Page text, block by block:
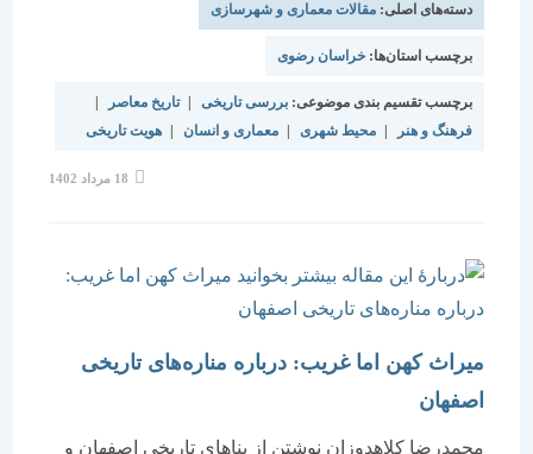
دسته‌های اصلی:مقالات معماری و شهرسازی
برچسب استان‌ها:خراسان رضوی
برچسب تقسیم بندی موضوعی:بررسی تاریخی | تاریخ معاصر |
فرهنگ و هنر | محیط شهری | معماری و انسان هویت تاریخی
میراث کهن اما غریب: درباره مناره‌های تاریخی
اصفهان
محمدرضا کلاهدوزان نوشتن از بناهای تاریخی اصفهان و